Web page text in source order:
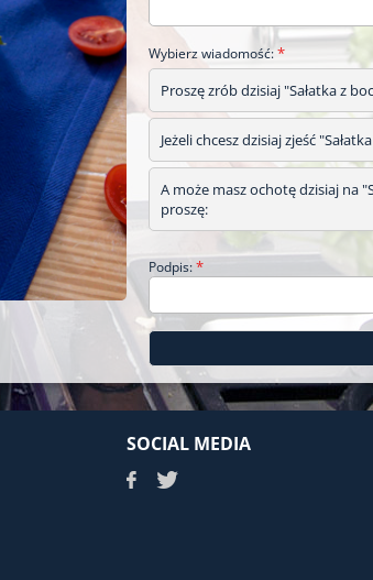
Wybierz wiadomość:*
Proszę zrób dzisiaj "Sałatka z
Jeżeli chcesz dzisiaj zjeść
A może masz ochotę dzisiaj na
proszę:
Podpis:*
SOCIAL MEDIA